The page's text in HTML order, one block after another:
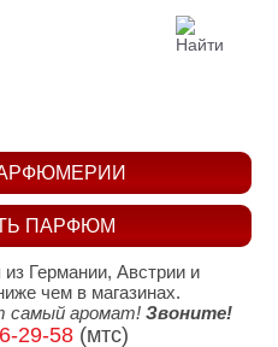
ПАРФЮМ
Германии, Австрии и
чем в магазинах.
самый аромат! Звоните!
29-58(мтс)